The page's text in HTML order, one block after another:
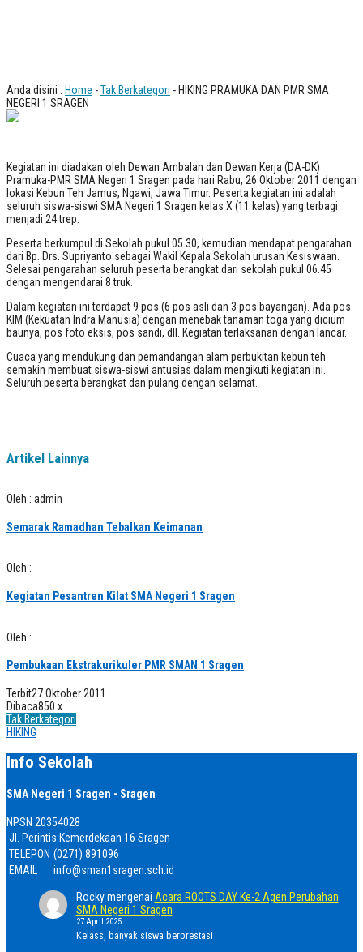
Anda disini : Home -Tak Berkategori - HIKING PRAMUKA DAN PMR SMA
NEGERI 1 SRAGEN
Kegiatan ini diadakan oleh Dewan Ambalan dan Dewan Kerja (DA-DK)
Pramuka-PMR SMA Negeri 1 Sragen pada hari Rabu, 26 Oktober 2011 dengan
lokasi Kebun Teh Jamus, Ngawi, Jawa Timur. Peserta kegiatan ini adalah
seluruh siswa-siswi SMA Negeri 1 Sragen kelas X (11 kelas) yang terbagi
menjadi 24 trep.
Peserta berkumpul di Sekolah pukul 05.30, kemudian mendapat pengarahan
dari Bp. Drs. Supriyanto sebagai Wakil Kepala Sekolah urusan Kesiswaan.
Selesai pengarahan seluruh peserta berangkat dari sekolah pukul 06.45
dengan mengendarai 8 truk.
Dalam kegiatan ini terdapat 9 pos (6 pos asli dan 3 pos bayangan). Ada pos
KIM (Kekuatan Indra Manusia) dengan menebak tanaman toga yang dicium
baunya, pos foto eksis, pos sandi, dll. Kegiatan terlaksanan dengan lancar.
Cuaca yang mendukung dan pemandangan alam perbukitan kebun teh
semakin membuat siswa-siswi antusias dalam mengikuti kegiatan ini.
Seluruh peserta berangkat dan pulang dengan selamat.
Artikel Lainnya
Oleh : admin
Semarak Ramadhan Tebalkan Keimanan
Oleh :
Kegiatan Pesantren Kilat SMA Negeri 1 Sragen
Oleh :
Pembukaan Ekstrakurikuler PMR SMAN 1 Sragen
Terbit27 Oktober 2011
Dibaca850 x
Tak Berkategori
HIKING
Info Sekolah
SMA Negeri 1 Sragen - Sragen
NPSN 20354028
Jl. Perintis Kemerdekaan 16 Sragen
TELEPON (0271) 891096
EMAIL
info@sman1sragen.sch.id
Rockymengenai Acara ROOTS DAY Ke-2 Agen Perubahan
SMA Negeri 1 Sragen
27 April 2025
Kelass, banyak siswa berprestasi